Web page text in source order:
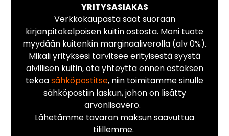
YRITYSASIAKAS
Verkkokaupasta saat suoraan
kirjanpitokelpoisen kuitin ostosta. Moni tuote
myydään kuitenkin marginaaliverolla (alv 0%).
Mikäli yrityksesi tarvitsee erityisestä syystä
alvillisen kuitin, ota yhteyttä ennen ostoksen
tekoasähköpostitse, niin toimitamme sinulle
sähköpostiin laskun, johon on lisätty
arvonlisävero.
Lähetämme tavaran maksun saavuttua
tilillemme.